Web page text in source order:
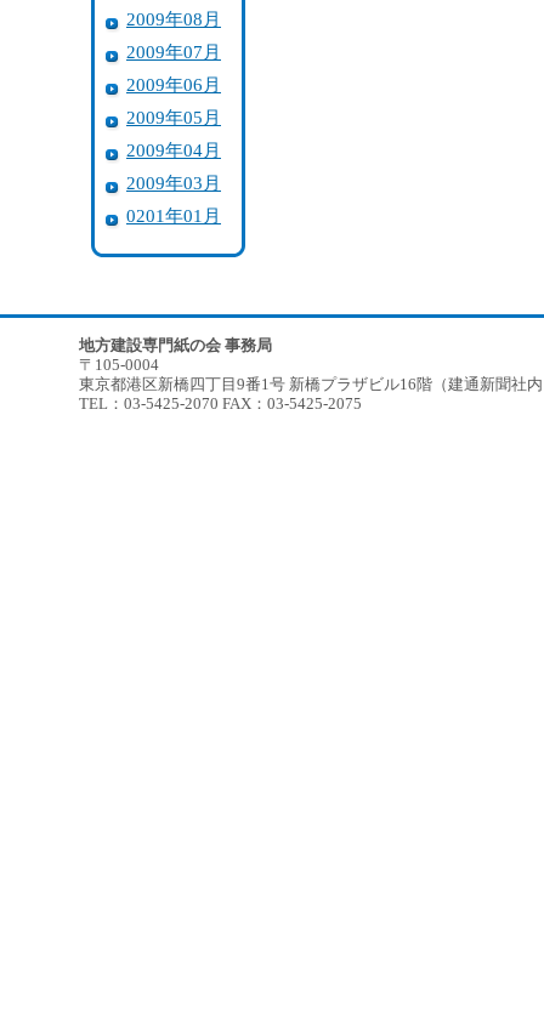
2009年08月
2009年07月
2009年06月
2009年05月
2009年04月
2009年03月
0201年01月
地方建設専門紙の会 事務局
〒105-0004
東京都港区新橋四丁目9番1号 新橋プラザビル16階（建通新聞社
TEL：03-5425-2070 FAX：03-5425-2075